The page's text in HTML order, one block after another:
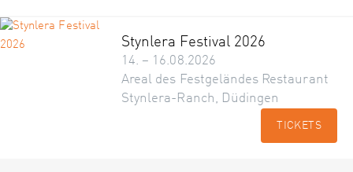
Stynlera Festival 2026
14. – 16.08.2026
Areal des Festgeländes Restaurant
Stynlera-Ranch, Düdingen
TICKETS